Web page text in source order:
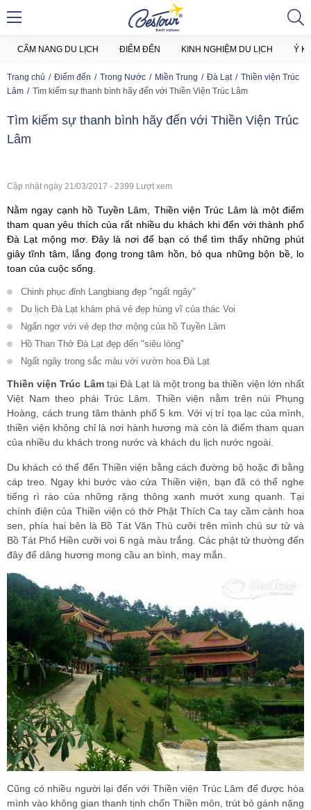
CẨM NANG DU LỊCH ĐIỂM ĐẾN KINH NGHIỆM DU LỊCH Ý
Trang chủ Điểm đến Trong Nước Miền Trung Đà Lạt
Thiền viện Trúc
Lâm
Tìm kiếm sự thanh bình hãy đến với Thiền Viện Trúc Lâm
Tìm kiếm sự thanh bình hãy đến với Thiền Viện Trúc
Lâm
Cập nhật ngày 21/03/2017 - 2399 Lượt xem
Nằm ngay cạnh hồ Tuyền Lâm, Thiền viện Trúc Lâm là một điểm
tham quan yêu thích của rất nhiều du khách khi đến với thành phố
Đà Lạt mộng mơ. Đây là nơi để bạn có thể tìm thấy những phút
giây tĩnh tâm, lắng đọng trong tâm hồn, bỏ qua những bộn bề, lo
toan của cuộc sống.
Chinh phục đỉnh Langbiang đẹp "ngất ngây"
Du lịch Đà Lạt khám phá vẻ đẹp hùng vĩ của thác Voi
Ngẩn ngơ với vẻ đẹp thơ mộng của hồ Tuyền Lâm
Hồ Than Thở Đà Lạt đẹp đến "siêu lòng"
Ngất ngây trong sắc màu với vườn hoa Đà Lạt
Thiền viện Trúc Lâmtại Đà Lạt là một trong ba thiền viện lớn nhất
Việt Nam theo phái Trúc Lâm. Thiền viện nằm trên núi Phụng
Hoàng, cách trung tâm thành phố 5 km. Với vị trí tọa lạc của mình,
thiền viện không chỉ là nơi hành hương mà còn là điểm tham quan
của nhiều du khách trong nước và khách du lịch nước ngoài.
Du khách có thể đến Thiền viện bằng cách đường bộ hoặc đi bằng
cáp treo. Ngay khi bước vào cửa Thiền viện, bạn đã có thể nghe
tiếng rì rào của những rặng thông xanh mướt xung quanh. Tại
chính điện của Thiền viện có thờ Phật Thích Ca tay cầm cành hoa
sen, phía hai bên là Bồ Tát Văn Thù cưỡi trên mình chú sư tử và
Bồ Tát Phổ Hiền cưỡi voi 6 ngà màu trắng. Các phật tử thường đến
đây để dâng hương mong cầu an bình, may mắn.
Cũng có nhiều người lại đến với Thiền viện Trúc Lâm để được hòa
mình vào không gian thanh tịnh chốn Thiền môn, trút bỏ gánh nặng